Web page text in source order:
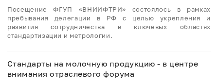
Посещение ФГУП «ВНИИФТРИ» состоялось в рамках
пребывания делегации в РФ с целью укрепления и
развития сотрудничества в ключевых областях
стандартизации и метрологии.
Стандарты на молочную продукцию - в центре
внимания отраслевого форума